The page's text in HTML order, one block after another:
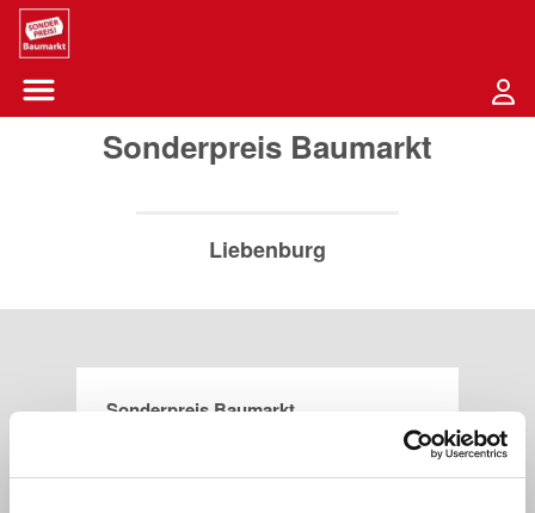
Sounder Preis Logo
Menü öffnen-Schaltfläche
Sonderpreis Baumarkt
Liebenburg
Sonderpreis Baumarkt
Am Mühlenwege 1